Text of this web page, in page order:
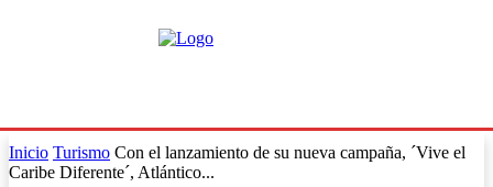
Inicio Turismo Con el lanzamiento de su nueva campaña, ´Vive el
Caribe Diferente´, Atlántico...